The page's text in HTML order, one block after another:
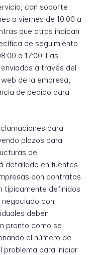
con soporte
a viernes de 10:00 a
que otras indican
de seguimiento
a 17:00. Las
a través del
de la empresa,
de pedido para
para
plazos para
de
detallado en fuentes
con contratos
típicamente definidos
con
deben
pronto como se
el número de
problema para iniciar